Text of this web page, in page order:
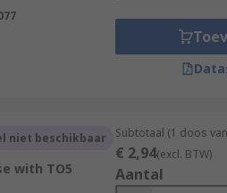
niet beschikbaar
with TO5
Subtotaal (1 doos
€ 2,94(excl. BTW)
Aantal